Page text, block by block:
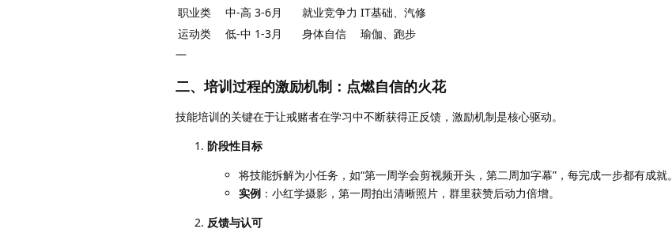
职业类
中-高 3-6月 就业竞争力 IT基础、汽修
运动类
低-中 1-3月 身体自信
瑜伽、跑步
—
二、培训过程的激励机制：点燃自信的火花
技能培训的关键在于让戒赌者在学习中不断获得正反馈，激励机制是核心驱动。
阶段性目标
将技能拆解为小任务，如“第一周学会剪视频开头，第二周加字幕”，每完成一步都有成就。
实例 ：小红学摄影，第一周拍出清晰照片，群里获赞后动力倍增。
反馈与认可